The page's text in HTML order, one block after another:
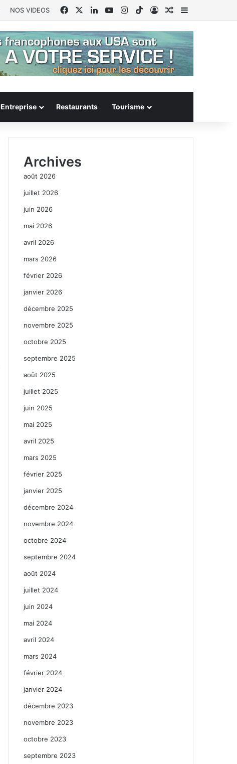
NOS VIDEOS FacebookLinkedinYouTubeInstagram
TikTokConnexion
Article Aléatoire
Sidebar
Entreprise Restaurants Tourisme
Archives
août 2026
juillet 2026
juin 2026
mai 2026
avril 2026
mars 2026
février 2026
janvier 2026
décembre 2025
novembre 2025
octobre 2025
septembre 2025
août 2025
juillet 2025
juin 2025
mai 2025
avril 2025
mars 2025
février 2025
janvier 2025
décembre 2024
novembre 2024
octobre 2024
septembre 2024
août 2024
juillet 2024
juin 2024
mai 2024
avril 2024
mars 2024
février 2024
janvier 2024
décembre 2023
novembre 2023
octobre 2023
septembre 2023